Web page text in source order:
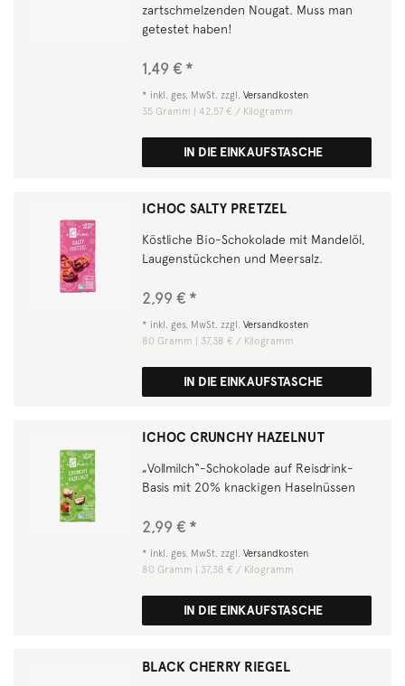
zartschmelzenden Nougat. Muss man
getestet haben!
1,49 € *
* inkl. ges. MwSt. zzgl.Versandkosten
35 Gramm | 42,57 € / Kilogramm
IN DIE EINKAUFSTASCHE
ICHOC SALTY PRETZEL
Köstliche Bio-Schokolade mit Mandelöl,
Laugenstückchen und Meersalz.
2,99 € *
* inkl. ges. MwSt. zzgl.Versandkosten
80 Gramm | 37,38 € / Kilogramm
IN DIE EINKAUFSTASCHE
ICHOC CRUNCHY HAZELNUT
„Vollmilch“-Schokolade auf Reisdrink-
Basis mit 20% knackigen Haselnüssen
2,99 € *
* inkl. ges. MwSt. zzgl.Versandkosten
80 Gramm | 37,38 € / Kilogramm
IN DIE EINKAUFSTASCHE
BLACK CHERRY RIEGEL